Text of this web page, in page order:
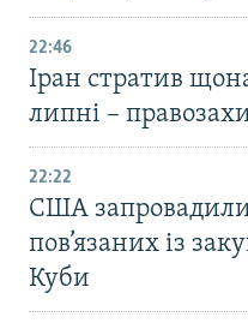
22:46
Іран стратив
липні –
22:22
США запровадили
пов’язаних із
Куби